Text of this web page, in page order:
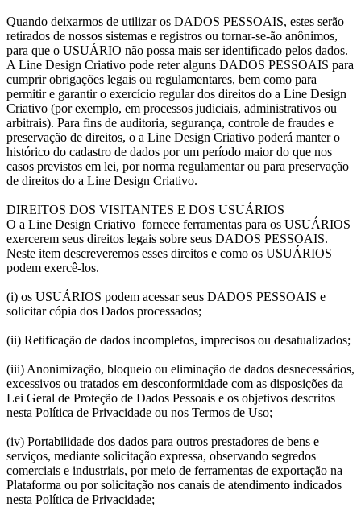
Quando deixarmos de utilizar os DADOS PESSOAIS, estes serão
retirados de nossos sistemas e registros ou tornar-se-ão anônimos,
para que o USUÁRIO não possa mais ser identificado pelos dados.
A Line Design Criativo pode reter alguns DADOS PESSOAIS para
cumprir obrigações legais ou regulamentares, bem como para
permitir e garantir o exercício regular dos direitos do a Line Design
Criativo (por exemplo, em processos judiciais, administrativos ou
arbitrais). Para fins de auditoria, segurança, controle de fraudes e
preservação de direitos, o a Line Design Criativo poderá manter o
histórico do cadastro de dados por um período maior do que nos
casos previstos em lei, por norma regulamentar ou para preservação
de direitos do a Line Design Criativo.
DIREITOS DOS VISITANTES E DOS USUÁRIOS
O a Line Design Criativo fornece ferramentas para os USUÁRIOS
exercerem seus direitos legais sobre seus DADOS PESSOAIS.
Neste item descreveremos esses direitos e como os USUÁRIOS
podem exercê-los.
(i) os USUÁRIOS podem acessar seus DADOS PESSOAIS e
solicitar cópia dos Dados processados;
(ii) Retificação de dados incompletos, imprecisos ou desatualizados;
(iii) Anonimização, bloqueio ou eliminação de dados desnecessários,
excessivos ou tratados em desconformidade com as disposições da
Lei Geral de Proteção de Dados Pessoais e os objetivos descritos
nesta Política de Privacidade ou nos Termos de Uso;
(iv) Portabilidade dos dados para outros prestadores de bens e
serviços, mediante solicitação expressa, observando segredos
comerciais e industriais, por meio de ferramentas de exportação na
Plataforma ou por solicitação nos canais de atendimento indicados
nesta Política de Privacidade;